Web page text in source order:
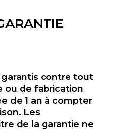
contre tout
ou de fabrication
de 1 an à compter
Les
de la garantie ne